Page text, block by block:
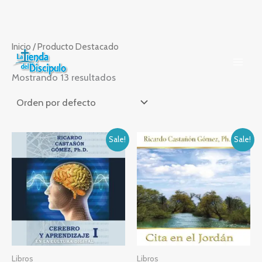
contenido
Inicio / Producto Destacado
Mostrando 13 resultados
Sale!
Libros
Sale!
Libros